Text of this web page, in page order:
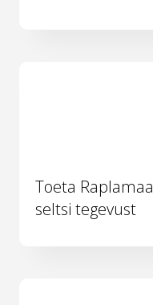
Toeta Raplamaa
seltsi tegevust